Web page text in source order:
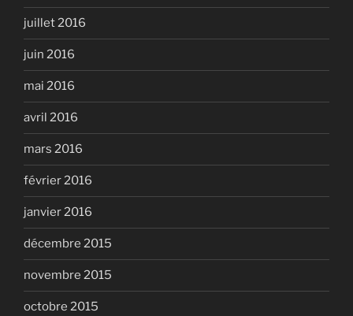
juillet 2016
juin 2016
mai 2016
avril 2016
mars 2016
février 2016
janvier 2016
décembre 2015
novembre 2015
octobre 2015